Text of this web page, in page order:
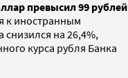
превысил 99 рублей
к иностранным
на 26,4%,
курса рубля Банка